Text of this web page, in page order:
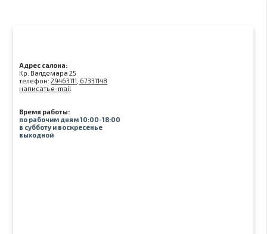
Адрес салона:
Kр. Валдемара 25
телефон:29463111, 67331148
написать e-mail
Время работы:
по рабочим дням 10:00-18:00
в субботу и воскресенье
выходной